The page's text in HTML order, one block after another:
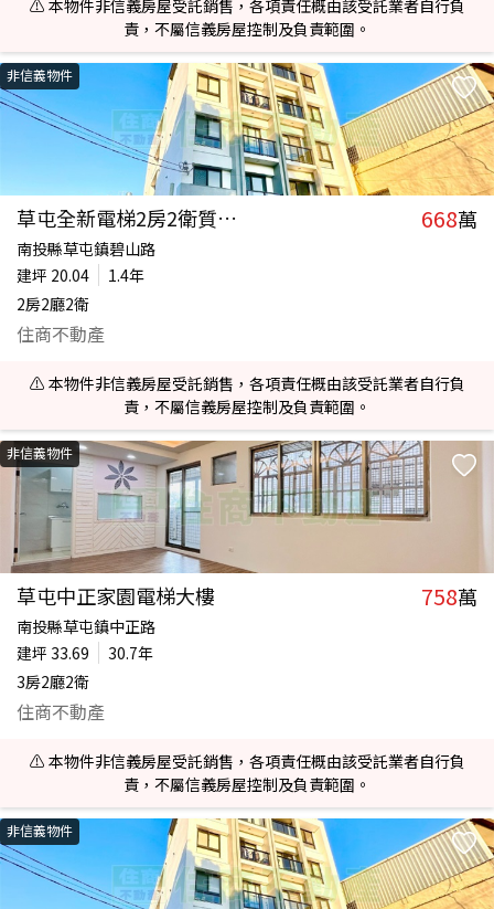
⚠️ 本物件非信義房屋受託銷售，各項責任概由該受託業者自行負
責，不屬信義房屋控制及負責範圍。
非信義物件
草屯全新電梯2房2衛質感宅 668萬
南投縣草屯鎮碧山路
建坪 20.04
1.4年
2房2廳2衛
住商不動產
⚠️ 本物件非信義房屋受託銷售，各項責任概由該受託業者自行負
責，不屬信義房屋控制及負責範圍。
非信義物件
草屯中正家園電梯大樓 758萬
南投縣草屯鎮中正路
建坪 33.69
30.7年
3房2廳2衛
住商不動產
⚠️ 本物件非信義房屋受託銷售，各項責任概由該受託業者自行負
責，不屬信義房屋控制及負責範圍。
非信義物件